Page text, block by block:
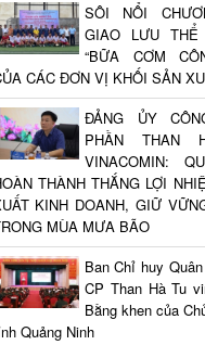
SÔI NỔI
GIAO LƯU
“BỮA CƠM
CÁC ĐƠN VỊ KHỐI SẢN
ĐẢNG ỦY
PHẦN
VINACOMIN:
THÀNH THẮNG LỢI
KINH DOANH, GIỮ
MÙA MƯA BÃO
Ban Chỉ huy
CP Than Hà Tu
Bằng khen của
Quảng Ninh